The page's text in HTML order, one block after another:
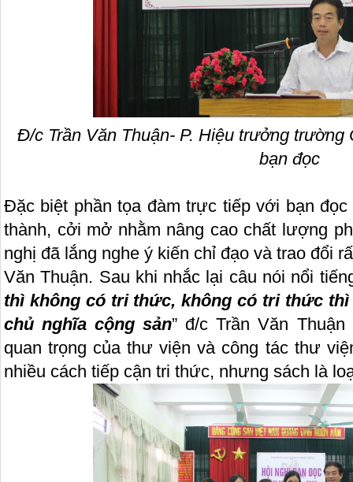
Đ/c Trần Văn Thuận- P. Hiệu trưởng
bạn đọc
Đặc biệt phần tọa đàm trực tiếp với bạn
thành, cởi mở nhằm nâng cao chất lượng
nghị đã lắng nghe ý kiến chỉ đạo và trao đổi
Văn Thuận. Sau khi nhắc lại câu nói nổi
thì không có tri thức, không có tri thức
chủ nghĩa cộng sản” đ/c Trần Văn
quan trọng của thư viện và công tác thư
nhiều cách tiếp cận tri thức, nhưng sách là